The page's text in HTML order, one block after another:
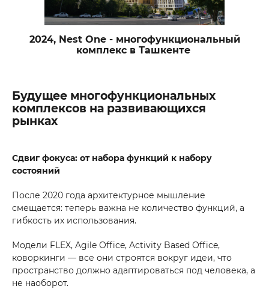
2024, Nest One - многофункциональный
комплекс в Ташкенте
Будущее многофункциональных
комплексов на развивающихся
рынках
Сдвиг фокуса: от набора функций к набору
состояний
После 2020 года архитектурное мышление
смещается: теперь важна не количество функций, а
гибкость их использования.
Модели FLEX, Agile Office, Activity Based Office,
коворкинги — все они строятся вокруг идеи, что
пространство должно адаптироваться под человека, а
не наоборот.